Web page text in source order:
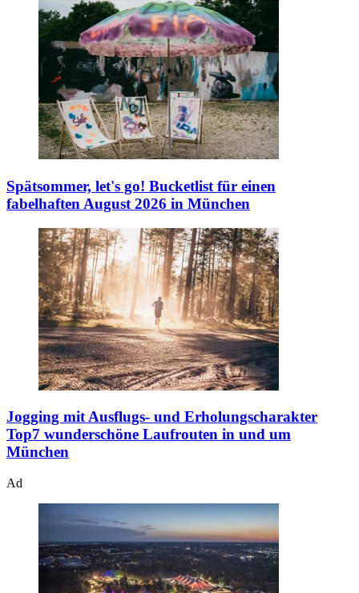
Spätsommer, let's go! Bucketlist für einen
fabelhaften August 2026 in München
Jogging mit Ausflugs- und Erholungscharakter
Top7 wunderschöne Laufrouten in und um
München
Ad